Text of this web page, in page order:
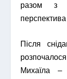
разом з
перспектива
Після
Михаїла –